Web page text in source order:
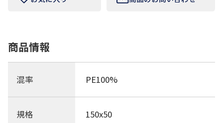
商品情報
混率 PE100%
規格
150x50